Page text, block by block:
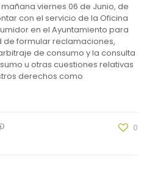
viernes 06 de Junio, de
con el servicio de la Oficina
en el Ayuntamiento para
formular reclamaciones,
de consumo y la consulta
u otras cuestiones relativas
derechos como
0